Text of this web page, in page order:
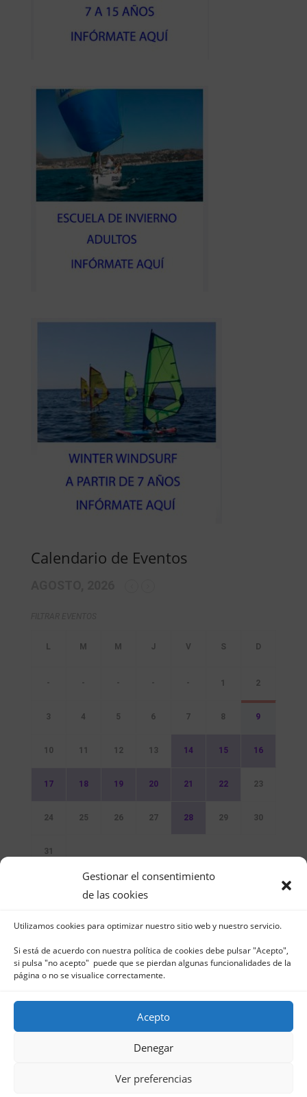
Gestionar el consentimiento
de las cookies
Utilizamos cookies para optimizar nuestro sitio web y nuestro servicio.
Si está de acuerdo con nuestra política de cookies debe pulsar "Acepto",
si pulsa "no acepto" puede que se pierdan algunas funcionalidades de la
página o no se visualice correctamente.
Acepto
Denegar
Ver preferencias
Calendario de Eventos
- - - - - 1 2
3 4 5 6 7 8 9
10 11 12 13 14 15 16
17 18 19 20 21 22 23
24 25 26 27 28 29 30
31
Sin Eventos
Club Naútico de Jávea - Muelle Norte s/n |
03730 Jávea – España | Tel. 965 791 025 | Fax.
965 796 008 | info@cnjavea.net
de Cookies